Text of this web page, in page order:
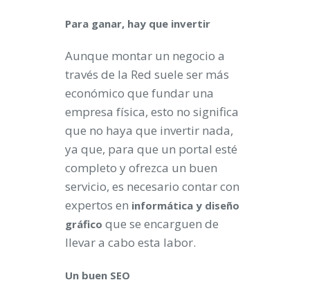
Para ganar, hay que invertir
Aunque montar un negocio a
través de la Red suele ser más
económico que fundar una
empresa física, esto no significa
que no haya que invertir nada,
ya que, para que un portal esté
completo y ofrezca un buen
servicio, es necesario contar con
expertos en informática y diseño
gráfico que se encarguen de
llevar a cabo esta labor.
Un buen SEO